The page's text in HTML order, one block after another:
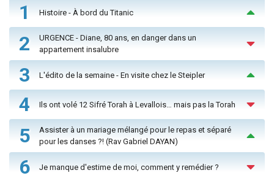
1 Histoire - À bord du Titanic
2
URGENCE - Diane, 80 ans, en danger dans un
appartement insalubre
3 L'édito de la semaine - En visite chez le Steipler
4 Ils ont volé 12 Sifré Torah à Levallois… mais pas la Torah
5
Assister à un mariage mélangé pour le repas et séparé
pour les danses ?! (Rav Gabriel DAYAN)
6 Je manque d'estime de moi, comment y remédier ?